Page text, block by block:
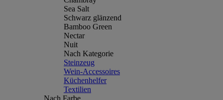
Sea Salt
Schwarz glänzend
Bamboo Green
Nectar
Nuit
Nach Kategorie
Steinzeug
Wein-Accessoires
Küchenhelfer
Textilien
Nach Farbe